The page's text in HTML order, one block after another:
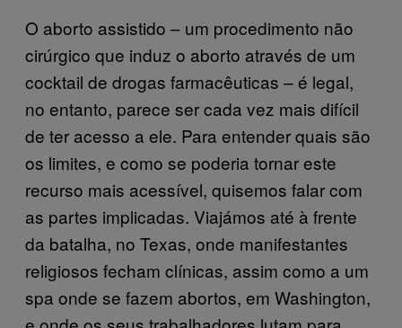
O aborto assistido – um procedimento não
cirúrgico que induz o aborto através de um
cocktail de drogas farmacêuticas – é legal,
no entanto, parece ser cada vez mais difícil
de ter acesso a ele. Para entender quais são
os limites, e como se poderia tornar este
recurso mais acessível, quisemos falar com
as partes implicadas. Viajámos até à frente
da batalha, no Texas, onde manifestantes
religiosos fecham clínicas, assim como a um
spa onde se fazem abortos, em Washington,